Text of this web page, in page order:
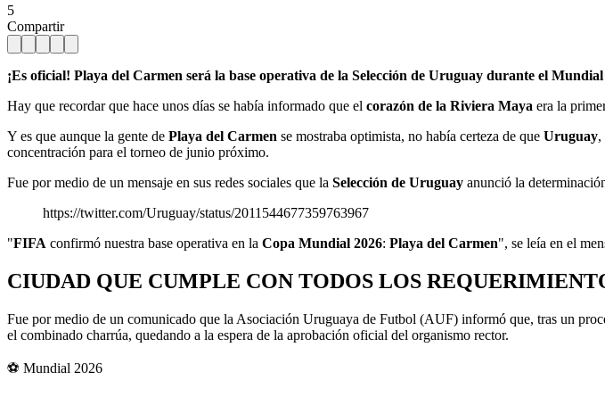
5
Compartir
¡Es oficial! Playa del Carmen será la base operativa de la Selección de Uruguay durante el
Hay que recordar que hace unos días se había informado que el corazón de la Riviera Maya era la
Y es que aunque la gente de Playa del Carmen se mostraba optimista, no había certeza de que Uruguay,
concentración para el torneo de junio próximo.
Fue por medio de un mensaje en sus redes sociales que la Selección de Uruguay anunció la
https://twitter.com/Uruguay/status/2011544677359763967
"FIFA confirmó nuestra base operativa en la Copa Mundial 2026: Playa del Carmen", se leía en el
CIUDAD QUE CUMPLE CON TODOS LOS
Fue por medio de un comunicado que la Asociación Uruguaya de Futbol (AUF) informó que, tras un
el combinado charrúa, quedando a la espera de la aprobación oficial del organismo rector.
⚽ Mundial 2026